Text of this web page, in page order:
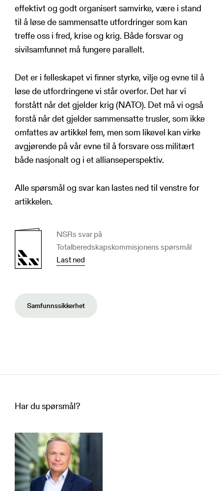
effektivt og godt organisert samvirke, være i stand
til å løse de sammensatte utfordringer som kan
treffe oss i fred, krise og krig. Både forsvar og
sivilsamfunnet må fungere parallelt.
Det er i felleskapet vi finner styrke, vilje og evne til å
løse de utfordringene vi står overfor. Det har vi
forstått når det gjelder krig (NATO). Det må vi også
forstå når det gjelder sammensatte trusler, som ikke
omfattes av artikkel fem, men som likevel kan virke
avgjørende på vår evne til å forsvare oss militært
både nasjonalt og i et allianseperspektiv.
Alle spørsmål og svar kan lastes ned til venstre for
artikkelen.
NSRs svar på
Totalberedskapskommisjonens spørsmål
Last ned
Samfunnssikkerhet
Har du spørsmål?